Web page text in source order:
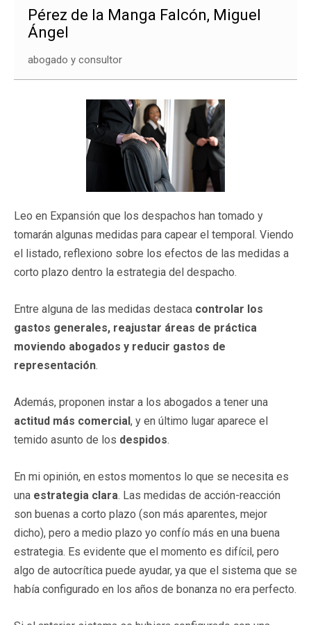
Pérez de la Manga Falcón, Miguel
Ángel
abogado y consultor
Leo en Expansión que los despachos han tomado y
tomarán algunas medidas para capear el temporal. Viendo
el listado, reflexiono sobre los efectos de las medidas a
corto plazo dentro la estrategia del despacho.
Entre alguna de las medidas destaca controlar los
gastos generales, reajustar áreas de práctica
moviendo abogados y reducir gastos de
representación.
Además, proponen instar a los abogados a tener una
actitud más comercial, y en último lugar aparece el
temido asunto de los despidos.
En mi opinión, en estos momentos lo que se necesita es
una estrategia clara. Las medidas de acción-reacción
son buenas a corto plazo (son más aparentes, mejor
dicho), pero a medio plazo yo confío más en una buena
estrategia. Es evidente que el momento es difícil, pero
algo de autocrítica puede ayudar, ya que el sistema que se
había configurado en los años de bonanza no era perfecto.